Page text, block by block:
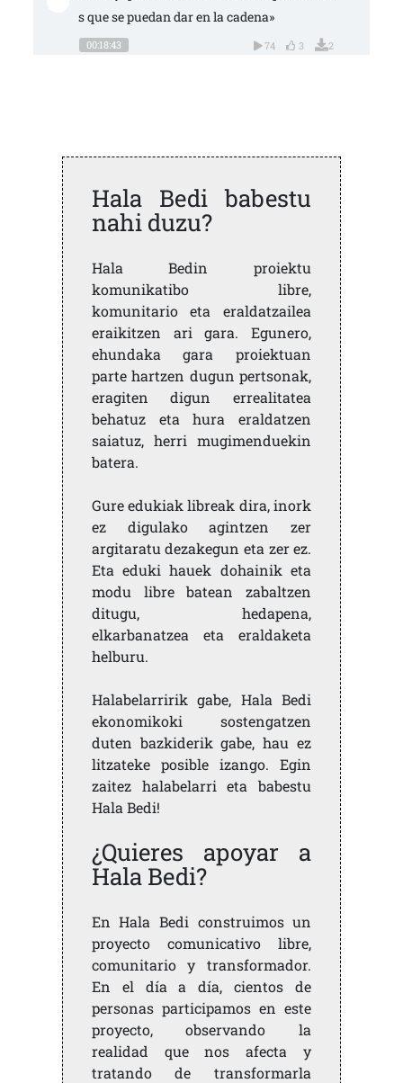
s que se puedan dar en la cadena»
00:18:43 74 3 2
Hala Bedi babestu
nahi duzu?
Hala Bedin proiektu
komunikatibo libre,
komunitario eta eraldatzailea
eraikitzen ari gara. Egunero,
ehundaka gara proiektuan
parte hartzen dugun pertsonak,
eragiten digun errealitatea
behatuz eta hura eraldatzen
saiatuz, herri mugimenduekin
batera.
Gure edukiak libreak dira, inork
ez digulako agintzen zer
argitaratu dezakegun eta zer ez.
Eta eduki hauek dohainik eta
modu libre batean zabaltzen
ditugu, hedapena,
elkarbanatzea eta eraldaketa
helburu.
Halabelarririk gabe, Hala Bedi
ekonomikoki sostengatzen
duten bazkiderik gabe, hau ez
litzateke posible izango. Egin
zaitez halabelarri eta babestu
Hala Bedi!
¿Quieres apoyar a
Hala Bedi?
En Hala Bedi construimos un
proyecto comunicativo libre,
comunitario y transformador.
En el día a día, cientos de
personas participamos en este
proyecto, observando la
realidad que nos afecta y
tratando de transformarla